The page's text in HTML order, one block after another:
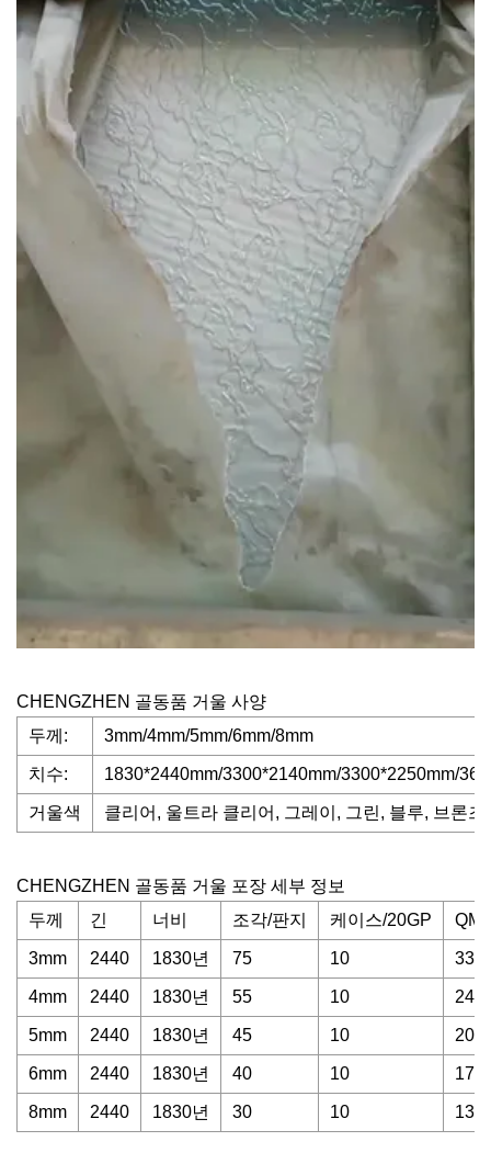
CHENGZHEN 골동품 거울 사양
두께:
3mm/4mm/5mm/6mm/8mm
치수: 1830*2440mm/3300*2140mm/3300*2250mm/
거울색 클리어, 울트라 클리어, 그레이, 그린, 블루, 브론즈
CHENGZHEN 골동품 거울 포장 세부 정보
두께
긴 너비 조각/판지 케이스/20GP QM/
3mm 2440 1830년 75 10
4mm 2440 1830년 55 10
5mm 2440 1830년 45 10
6mm 2440 1830년 40 10
8mm 2440 1830년 30 10